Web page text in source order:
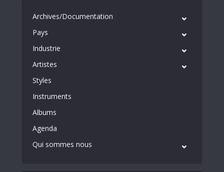
Archives/Documentation
Pays
Industrie
Artistes
Styles
Instruments
Albums
Agenda
Qui sommes nous